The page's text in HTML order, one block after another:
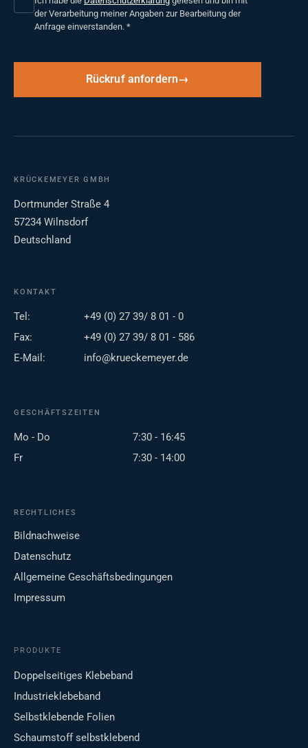
der Verarbeitung meiner Angaben zur Bearbeitung der
Anfrage einverstanden. *
Rückruf anfordern
KRÜCKEMEYER GMBH
Dortmunder Straße 4
57234 Wilnsdorf
Deutschland
KONTAKT
Tel:
+49 (0) 27 39/ 8 01 - 0
Fax:
+49 (0) 27 39/ 8 01 - 586
E-Mail:
info@krueckemeyer.de
GESCHÄFTSZEITEN
Mo - Do
7:30 - 16:45
Fr
7:30 - 14:00
RECHTLICHES
Bildnachweise
Datenschutz
Allgemeine Geschäftsbedingungen
Impressum
PRODUKTE
Doppelseitiges Klebeband
Industrieklebeband
Selbstklebende Folien
Schaumstoff selbstklebend